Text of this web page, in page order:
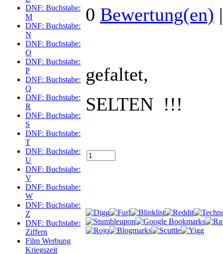
DNF: Buchstabe:
M
DNF: Buchstabe:
N
DNF: Buchstabe:
O
DNF: Buchstabe:
P
DNF: Buchstabe:
Q
DNF: Buchstabe:
R
DNF: Buchstabe:
S
DNF: Buchstabe:
T
DNF: Buchstabe:
U
DNF: Buchstabe:
V
DNF: Buchstabe:
W
DNF: Buchstabe:
Z
DNF: Buchstabe:
Ziffern
Film Werbung
Kriegszeit
0 Bewertung(en)
gefaltet,
SELTEN !!!